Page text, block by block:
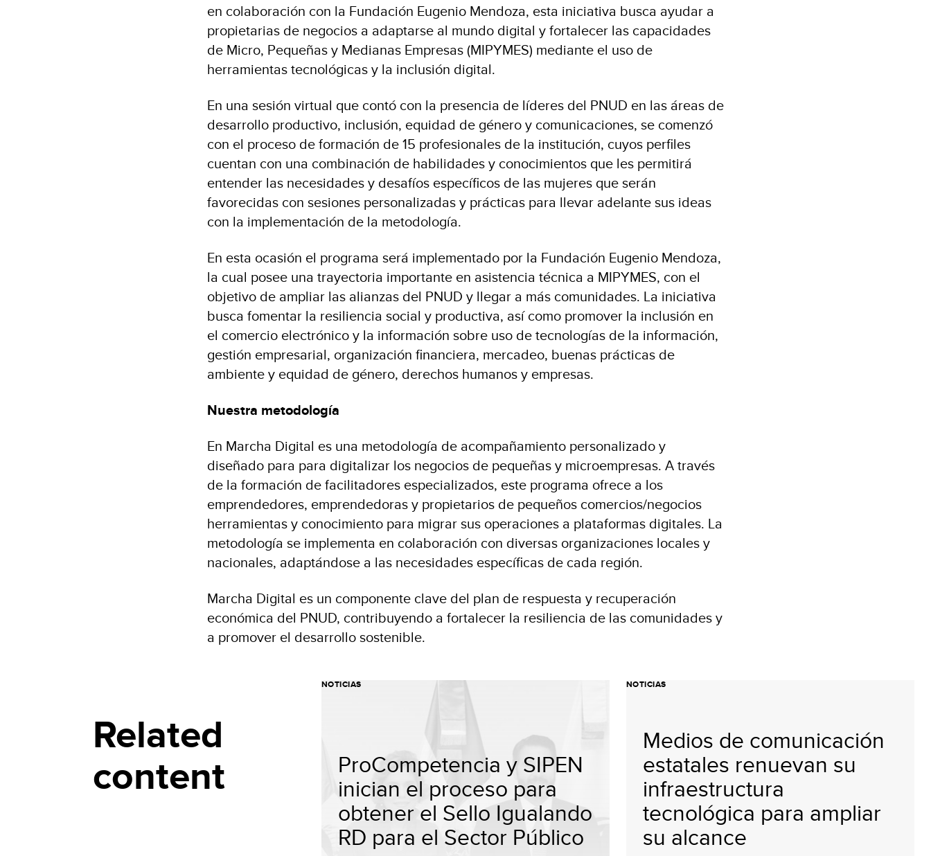
en colaboración con la Fundación Eugenio Mendoza, esta iniciativa busca ayudar a
propietarias de negocios a adaptarse al mundo digital y fortalecer las capacidades
de Micro, Pequeñas y Medianas Empresas (MIPYMES) mediante el uso de
herramientas tecnológicas y la inclusión digital.
En una sesión virtual que contó con la presencia de líderes del PNUD en las áreas de
desarrollo productivo, inclusión, equidad de género y comunicaciones, se comenzó
con el proceso de formación de 15 profesionales de la institución, cuyos perfiles
cuentan con una combinación de habilidades y conocimientos que les permitirá
entender las necesidades y desafíos específicos de las mujeres que serán
favorecidas con sesiones personalizadas y prácticas para llevar adelante sus ideas
con la implementación de la metodología.
En esta ocasión el programa será implementado por la Fundación Eugenio Mendoza,
la cual posee una trayectoria importante en asistencia técnica a MIPYMES, con el
objetivo de ampliar las alianzas del PNUD y llegar a más comunidades. La iniciativa
busca fomentar la resiliencia social y productiva, así como promover la inclusión en
el comercio electrónico y la información sobre uso de tecnologías de la información,
gestión empresarial, organización financiera, mercadeo, buenas prácticas de
ambiente y equidad de género, derechos humanos y empresas.
Nuestra metodología
En Marcha Digital es una metodología de acompañamiento personalizado y
diseñado para para digitalizar los negocios de pequeñas y microempresas. A través
de la formación de facilitadores especializados, este programa ofrece a los
emprendedores, emprendedoras y propietarios de pequeños comercios/negocios
herramientas y conocimiento para migrar sus operaciones a plataformas digitales. La
metodología se implementa en colaboración con diversas organizaciones locales y
nacionales, adaptándose a las necesidades específicas de cada región.
Marcha Digital es un componente clave del plan de respuesta y recuperación
económica del PNUD, contribuyendo a fortalecer la resiliencia de las comunidades y
a promover el desarrollo sostenible.
Related
content
NOTICIAS
ProCompetencia y SIPEN
inician el proceso para
obtener el Sello Igualando
RD para el Sector Público
NOTICIAS
Medios de comunicación
estatales renuevan su
infraestructura
tecnológica para ampliar
su alcance